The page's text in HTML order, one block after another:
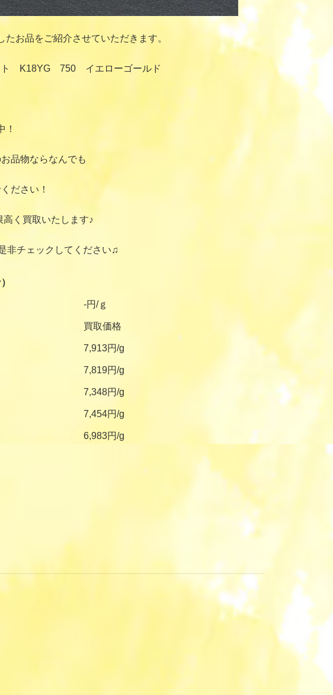
お品をご紹介させていただきます。
K18YG 750 イエローゴールド
！
品物ならなんでも
ださい！
く買取いたします♪
非チェックしてください♫
-円/ｇ
買取価格
7,913円/g
7,819円/g
7,348円/g
7,454円/g
6,983円/g